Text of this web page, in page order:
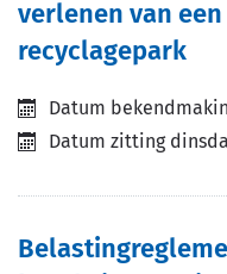
verlenen van
recyclagepark
Datum
Datum zitting